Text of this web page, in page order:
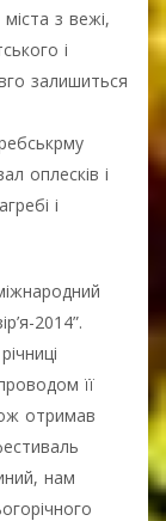
з вежі,
і
залишиться
оплесків і
і
2014”.
її
отримав
нам